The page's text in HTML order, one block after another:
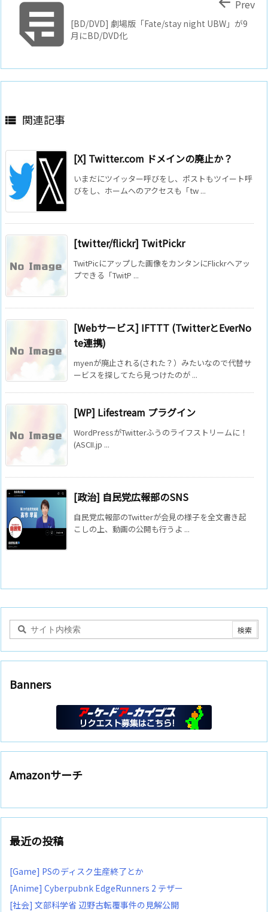
[BD/DVD] 劇場版「Fate/stay night UBW」が9
月にBD/DVD化
Prev
 関連記事
[X] Twitter.com ドメインの廃止か？
いまだにツイッター呼びをし、ポストもツイート呼
びをし、ホームへのアクセスも「tw ...
[twitter/flickr] TwitPickr
TwitPicにアップした画像をカンタンにFlickrへアッ
プできる「TwitP ...
[Webサービス] IFTTT (TwitterとEverNo
te連携)
myenが廃止される(された？）みたいなので代替サ
ービスを探してたら見つけたのが ...
[WP] Lifestream プラグイン
WordPressがTwitterふうのライフストリームに！
(ASCII.jp ...
[政治] 自民党広報部のSNS
自民党広報部のTwitterが会見の様子を全文書き起
こしの上、動画の公開も行うよ ...
Banners
Amazonサーチ
最近の投稿
[Game] PSのディスク生産終了とか
[Anime] Cyberpubnk EdgeRunners 2 テザー
[社会] 文部科学省 辺野古転覆事件の見解公開